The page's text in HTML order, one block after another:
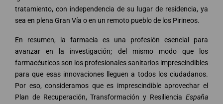
tratamiento, con independencia de su lugar de residencia, ya
sea en plena Gran Vía o en un remoto pueblo de los Pirineos.
En resumen, la farmacia es una profesión esencial para
avanzar en la investigación; del mismo modo que los
farmacéuticos son los profesionales sanitarios imprescindibles
para que esas innovaciones lleguen a todos los ciudadanos.
Por eso, consideramos que es imprescindible aprovechar el
Plan de Recuperación, Transformación y Resiliencia España